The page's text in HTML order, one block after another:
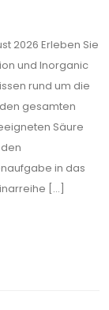
2026 Erleben Sie
und Inorganic
rund um die
gesamten
Säure
in das
[…]